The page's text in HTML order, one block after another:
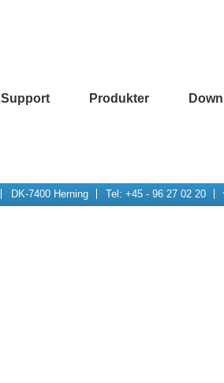
Support Produkter
DK-7400 Herning Tel: +45 - 96 27 02 20